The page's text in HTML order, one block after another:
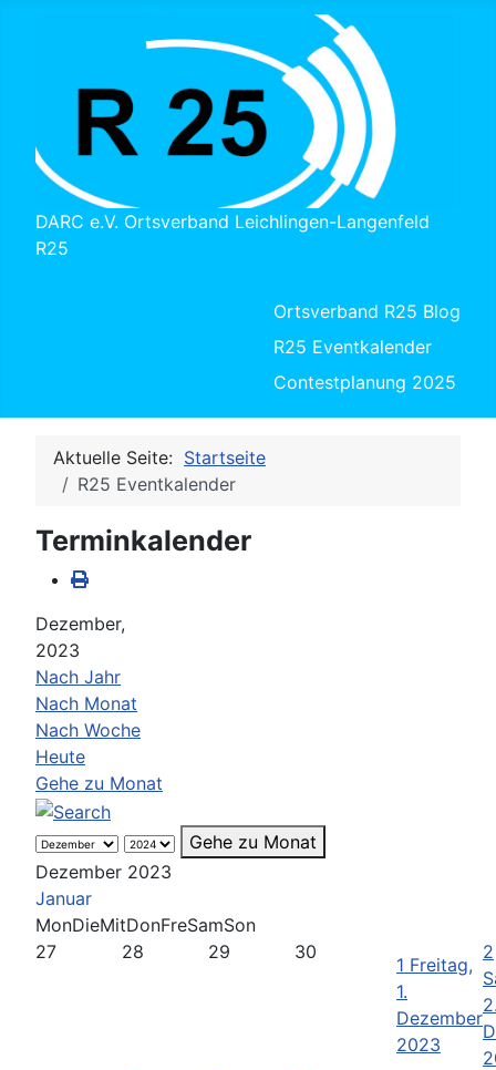
DARC e.V. Ortsverband Leichlingen-Langenfeld
R25
Ortsverband R25 Blog
R25 Eventkalender
Contestplanung 2025
Aktuelle Seite: Startseite
R25 Eventkalender
Terminkalender
Dezember,
2023
Nach Jahr
Nach Monat
Nach Woche
Heute
Gehe zu Monat
Gehe zu Monat
Dezember 2023
Januar
MonDieMitDonFreSamSon
27
28 29 30
1 Freitag,
1.
Dezember
2023
2